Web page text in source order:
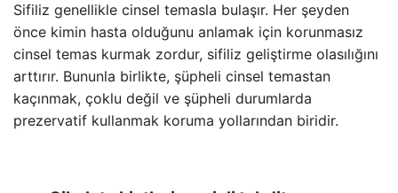
Sifiliz genellikle cinsel temasla bulaşır. Her şeyden
önce kimin hasta olduğunu anlamak için korunmasız
cinsel temas kurmak zordur, sifiliz geliştirme olasılığını
arttırır. Bununla birlikte, şüpheli cinsel temastan
kaçınmak, çoklu değil ve şüpheli durumlarda
prezervatif kullanmak koruma yollarından biridir.